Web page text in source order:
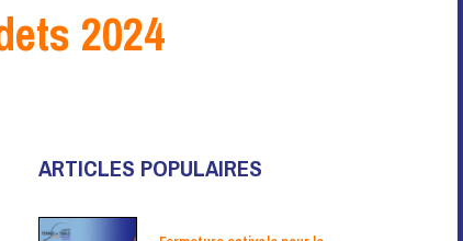
2024
ARTICLES POPULAIRES